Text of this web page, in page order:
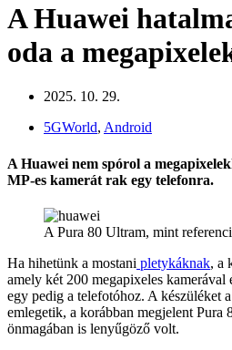
A Huawei
oda a
2025. 10. 29.
5GWorld, Android
A Huawei nem spórol a
MP-es kamerát rak egy telefonra.
A Pura 80 Ultram, mint
Ha hihetünk a mostani pletykáknak, a
amely két 200 megapixeles
egy pedig a telefotóhoz. A készüléket
emlegetik, a korábban megjelent Pura
önmagában is lenyűgöző volt.